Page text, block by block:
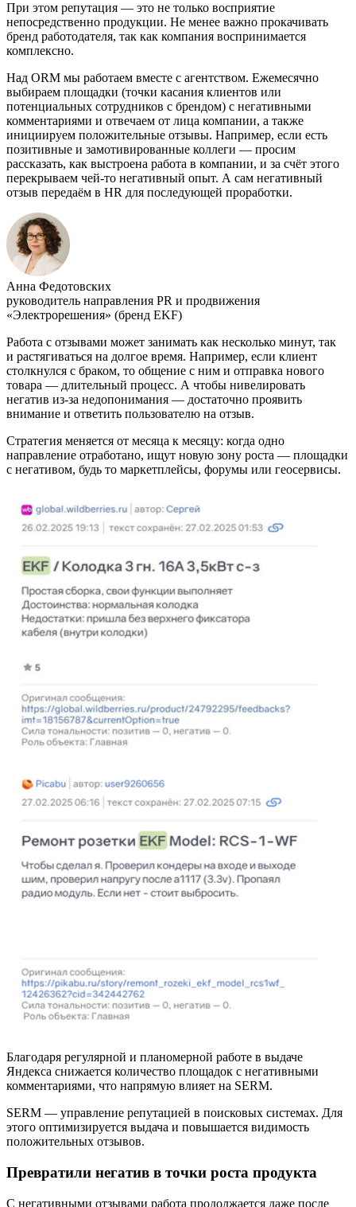
При этом репутация — это не только восприятие
непосредственно продукции. Не менее важно прокачивать
бренд работодателя, так как компания воспринимается
комплексно.
Над ORM мы работаем вместе с агентством. Ежемесячно
выбираем площадки (точки касания клиентов или
потенциальных сотрудников с брендом) с негативными
комментариями и отвечаем от лица компании, а также
инициируем положительные отзывы. Например, если есть
позитивные и замотивированные коллеги — просим
рассказать, как выстроена работа в компании, и за счёт этого
перекрываем чей-то негативный опыт. А сам негативный
отзыв передаём в HR для последующей проработки.
Анна Федотовских
руководитель направления PR и продвижения
«Электрорешения» (бренд EKF)
Работа с отзывами может занимать как несколько минут, так
и растягиваться на долгое время. Например, если клиент
столкнулся с браком, то общение с ним и отправка нового
товара — длительный процесс. А чтобы нивелировать
негатив из-за недопонимания — достаточно проявить
внимание и ответить пользователю на отзыв.
Стратегия меняется от месяца к месяцу: когда одно
направление отработано, ищут новую зону роста — площадки
с негативом, будь то маркетплейсы, форумы или геосервисы.
Благодаря регулярной и планомерной работе в выдаче
Яндекса снижается количество площадок с негативными
комментариями, что напрямую влияет на SERM.
SERM — управление репутацией в поисковых системах. Для
этого оптимизируется выдача и повышается видимость
положительных отзывов.
Превратили негатив в точки роста продукта
С негативными отзывами работа продолжается даже после